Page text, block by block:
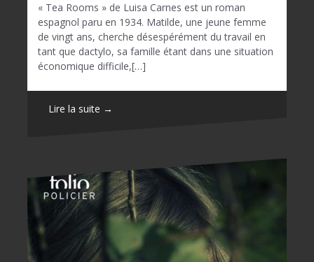
« Tea Rooms » de Luisa Carnes est un roman
espagnol paru en 1934. Matilde, une jeune femme
de vingt ans, cherche désespérément du travail en
tant que dactylo, sa famille étant dans une situation
économique difficile,[…]
Lire la suite →